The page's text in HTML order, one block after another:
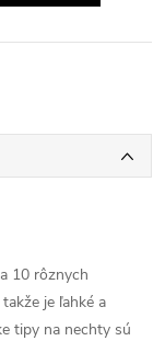
10 rôznych
je ľahké a
tipy na nechty sú